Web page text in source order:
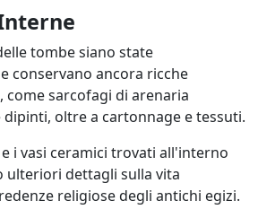
tombe siano state
conservano ancora ricche
sarcofagi di arenaria
oltre a cartonnage e tessuti.
i vasi ceramici trovati all'interno
ulteriori dettagli sulla vita
religiose degli antichi egizi.